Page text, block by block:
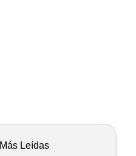
Más Leídas